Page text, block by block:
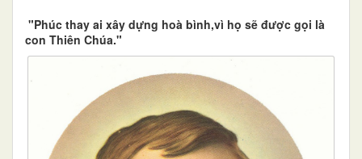
"Phúc thay ai xây dựng hoà bình,vì họ sẽ được gọi là
con Thiên Chúa."